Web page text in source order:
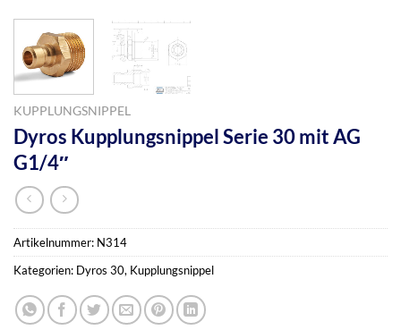
KUPPLUNGSNIPPEL
Dyros Kupplungsnippel Serie 30 mit AG
G1/4″
Artikelnummer: N314
Kategorien: Dyros 30, Kupplungsnippel